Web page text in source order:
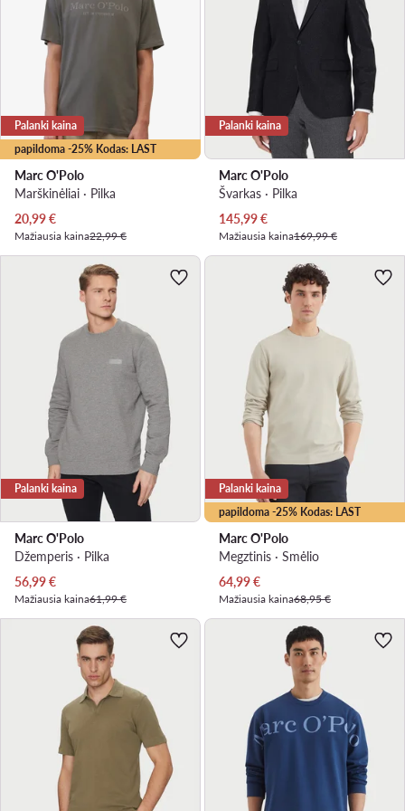
papildoma -25% Kodas: LAST
Palanki kaina
Marc O'Polo
Marškinėliai · Pilka
Dabartinė kaina
20,99€
Mažiausia kaina22,99 €
Palanki kaina
Marc O'Polo
Švarkas · Pilka
Dabartinė kaina
145,99€
Mažiausia kaina169,99 €
Palanki kaina
Marc O'Polo
Džemperis · Pilka
Dabartinė kaina
56,99€
Mažiausia kaina61,99 €
papildoma -25% Kodas: LAST
Palanki kaina
Marc O'Polo
Megztinis · Smėlio
Dabartinė kaina
64,99€
Mažiausia kaina68,95 €